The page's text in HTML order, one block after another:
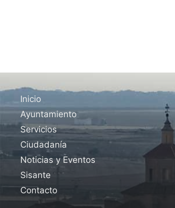
Inicio
Ayuntamiento
Servicios
Ciudadanía
Noticias y Eventos
Sisante
Contacto